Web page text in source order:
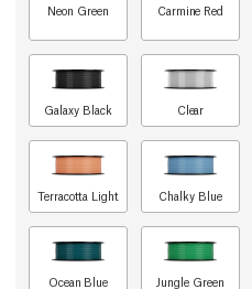
Neon Green Carmine Red
Galaxy Black Clear
Terracotta Light Chalky Blue
Ocean Blue Jungle Green